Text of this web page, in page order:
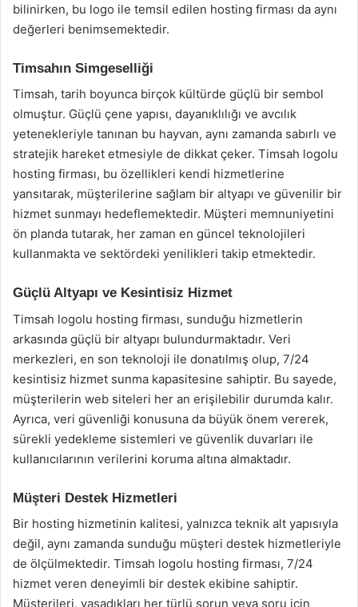
bilinirken, bu logo ile temsil edilen hosting firması da aynı
değerleri benimsemektedir.
Timsahın Simgeselliği
Timsah, tarih boyunca birçok kültürde güçlü bir sembol
olmuştur. Güçlü çene yapısı, dayanıklılığı ve avcılık
yetenekleriyle tanınan bu hayvan, aynı zamanda sabırlı ve
stratejik hareket etmesiyle de dikkat çeker. Timsah logolu
hosting firması, bu özellikleri kendi hizmetlerine
yansıtarak, müşterilerine sağlam bir altyapı ve güvenilir bir
hizmet sunmayı hedeflemektedir. Müşteri memnuniyetini
ön planda tutarak, her zaman en güncel teknolojileri
kullanmakta ve sektördeki yenilikleri takip etmektedir.
Güçlü Altyapı ve Kesintisiz Hizmet
Timsah logolu hosting firması, sunduğu hizmetlerin
arkasında güçlü bir altyapı bulundurmaktadır. Veri
merkezleri, en son teknoloji ile donatılmış olup, 7/24
kesintisiz hizmet sunma kapasitesine sahiptir. Bu sayede,
müşterilerin web siteleri her an erişilebilir durumda kalır.
Ayrıca, veri güvenliği konusuna da büyük önem vererek,
sürekli yedekleme sistemleri ve güvenlik duvarları ile
kullanıcılarının verilerini koruma altına almaktadır.
Müşteri Destek Hizmetleri
Bir hosting hizmetinin kalitesi, yalnızca teknik alt yapısıyla
değil, aynı zamanda sunduğu müşteri destek hizmetleriyle
de ölçülmektedir. Timsah logolu hosting firması, 7/24
hizmet veren deneyimli bir destek ekibine sahiptir.
Müşterileri, yaşadıkları her türlü sorun veya soru için